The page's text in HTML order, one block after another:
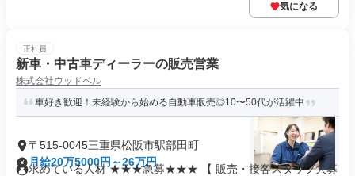
気になる
正社員
新車・中古車ディーラーの販売営業
株式会社ウッドベル
車好き歓迎！未経験から始める自動車販売◎10〜50代が活躍中
〒515-0045三重県松阪市駅部田町
月給20万5000円～26万円
求めている人材 ★★★急募★★★ 【 販売・接客スタッフ大募